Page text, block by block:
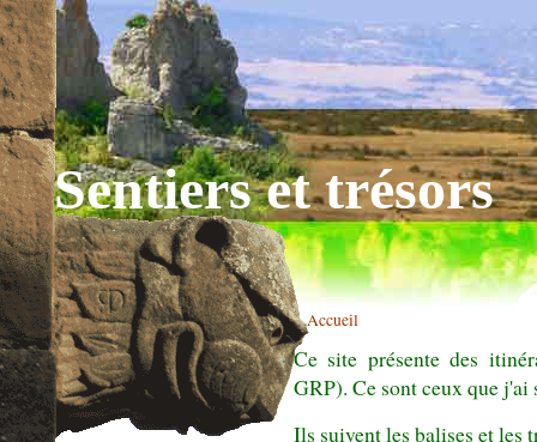
Sentiers et trésors
> Accueil
Ce site présente des
GRP). Ce sont ceux que j'ai
Ils suivent les balises et les